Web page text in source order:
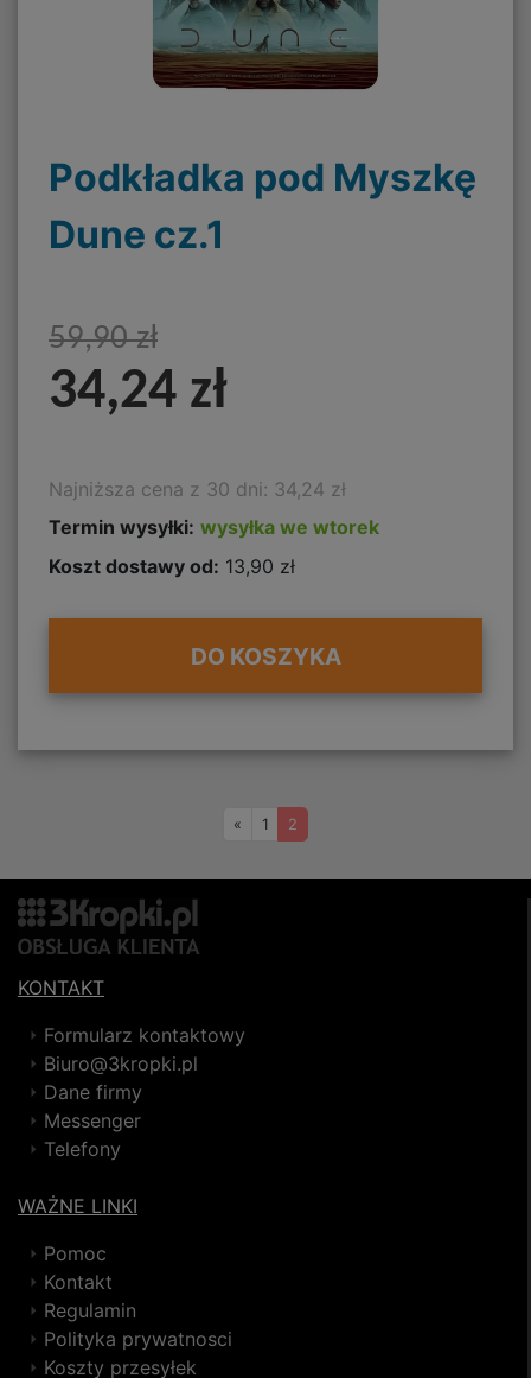
Podkładka pod Myszkę
Dune cz.1
59,90 zł
34,24 zł
Najniższa cena z 30 dni: 34,24 zł
Termin wysyłki: wysyłka we wtorek
Koszt dostawy od: 13,90 zł
DO KOSZYKA
« Wstecz
1 2
KONTAKT
Formularz kontaktowy
Biuro@3kropki.pl
Dane firmy
Messenger
Telefony
WAŻNE LINKI
Pomoc
Kontakt
Regulamin
Polityka prywatnosci
Koszty przesyłek